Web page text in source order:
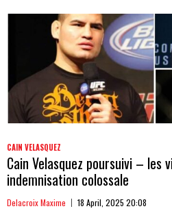
CAIN VELASQUEZ
Cain Velasquez poursuivi – les
indemnisation colossale
Delacroix Maxime 18 April, 2025 20:08